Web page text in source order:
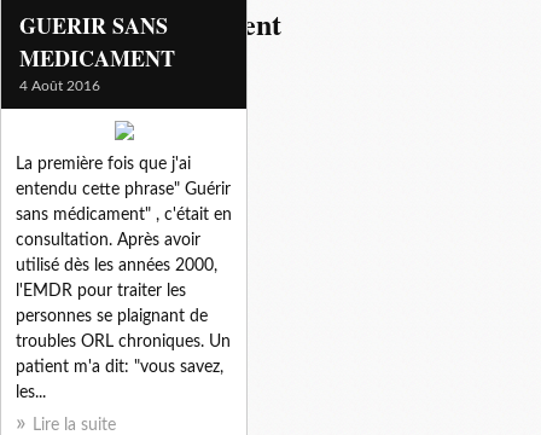
gerir sans medicament
GUERIR SANS
MEDICAMENT
4 Août 2016
La première fois que j'ai
entendu cette phrase" Guérir
sans médicament" , c'était en
consultation. Après avoir
utilisé dès les années 2000,
l'EMDR pour traiter les
personnes se plaignant de
troubles ORL chroniques. Un
patient m'a dit: "vous savez,
les...
Lire la suite